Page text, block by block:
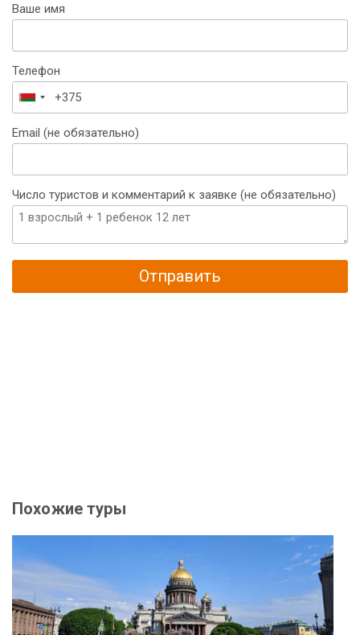
Ваше имя
Телефон
Беларусь
+375
Email (не обязательно)
Число туристов и комментарий к заявке (не обязательно)
Отправить
Похожие туры